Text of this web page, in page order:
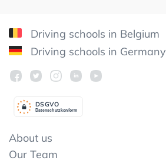
Driving schools in Belgium
Driving schools in Germany
Datenschutzkonform
DSGVO
About us
Our Team